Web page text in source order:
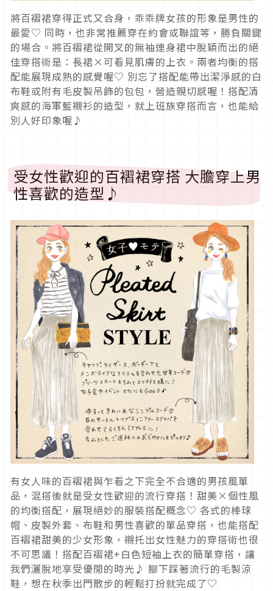
將百褶裙穿得正式又合身，乖乖牌女孩的形象是男性的
最愛♡ 同時，也非常推薦穿在約會或聯誼等，勝負關鍵
的場合。將百褶裙從開叉的無袖連身裙中脫穎而出的絕
佳穿搭術是：長裙×可看見肌膚的上衣。兩者均衡的搭
配能展現成熟的感覺喔♡ 別忘了搭配能帶出潔淨感的白
布鞋或附有毛皮製吊飾的包包，營造親切感喔！搭配清
爽感的海軍藍襯衫的造型，就上班族穿搭而言，也能給
別人好印象喔♪
受女性歡迎的百褶裙穿搭 大膽穿上男
性喜歡的造型♪
有女人味的百褶裙與乍看之下完全不合適的男孩風單
品，混搭後就是受女性歡迎的流行穿搭！甜美×個性風
的均衡搭配，展現絕妙的服裝搭配概念♡ 各式的棒球
帽、皮製外套、布鞋和男性喜歡的單品穿搭，也能搭配
百褶裙甜美的少女形象，襯托出女性魅力的穿搭術也很
不可思議！搭配百褶裙+白色短袖上衣的簡單穿搭，讓
我們灑脫地享受優閒的時光♪ 腳下踩著流行的毛製涼
鞋，想在秋季出門散步的輕鬆打扮就完成了♡